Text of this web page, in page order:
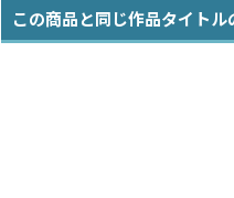
この商品と同じ作品タイトル